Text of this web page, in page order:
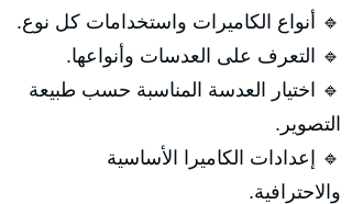
🔹 أنواع الكاميرات واستخدامات كل نوع.
🔹 التعرف على العدسات وأنواعها.
🔹 اختيار العدسة المناسبة حسب طبيعة
التصوير.
🔹 إعدادات الكاميرا الأساسية
والاحترافية.